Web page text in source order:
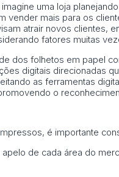
uma loja
vender mais para os
atrair novos clientes,
fatores muitas
dos folhetos em papel
digitais direcionadas
as ferramentas
o
é importante
apelo de cada área do